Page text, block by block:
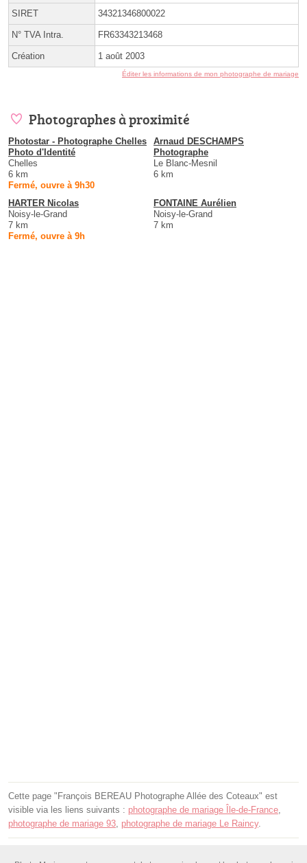
SIRET 34321346800022
N° TVA Intra. FR63343213468
Création 1 août 2003
Éditer les informations de mon photographe de mariage
Photographes à proximité
Photostar - Photographe Chelles
Photo d'Identité
Chelles
6 km
Fermé, ouvre à 9h30
Arnaud DESCHAMPS
Photographe
Le Blanc-Mesnil
6 km
HARTER Nicolas
Noisy-le-Grand
7 km
Fermé, ouvre à 9h
FONTAINE Aurélien
Noisy-le-Grand
7 km
Cette page "François BEREAU Photographe Allée des Coteaux" est
visible via les liens suivants : photographe de mariage Île-de-France
photographe de mariage 93 photographe de mariage Le Raincy.